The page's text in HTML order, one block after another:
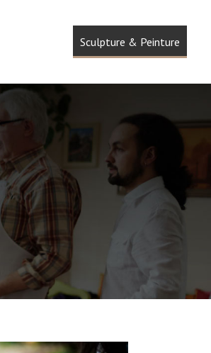
Sculpture & Peinture